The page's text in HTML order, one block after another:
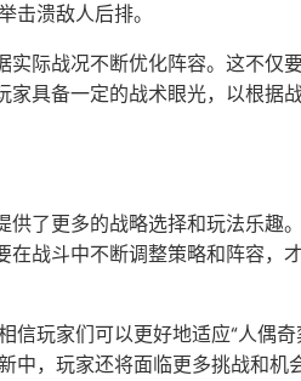
击溃敌人后排。
实际战况不断优化阵容。这不仅
家具备一定的战术眼光，以根据
供了更多的战略选择和玩法乐趣
在战斗中不断调整策略和阵容，
信玩家们可以更好地适应“人偶奇
中，玩家还将面临更多挑战和机